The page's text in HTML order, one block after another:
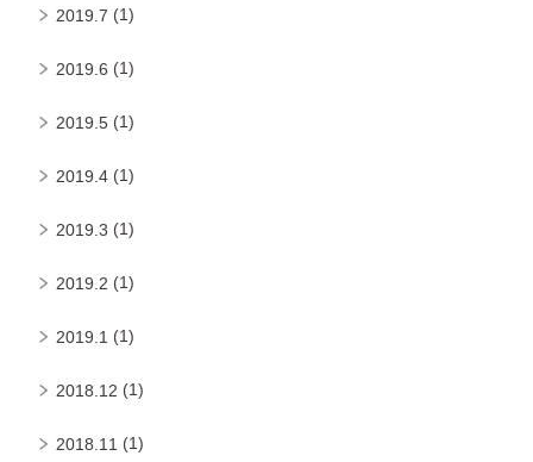
2019.7 (1)
2019.6 (1)
2019.5 (1)
2019.4 (1)
2019.3 (1)
2019.2 (1)
2019.1 (1)
2018.12 (1)
2018.11 (1)